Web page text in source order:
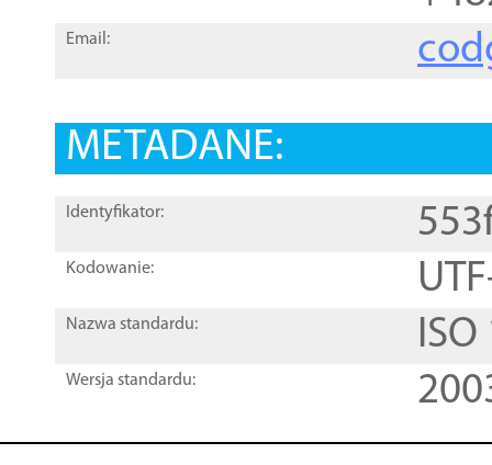
Email:
METADANE:
Identyfikator:
Kodowanie:
Nazwa standardu:
Wersja standardu: